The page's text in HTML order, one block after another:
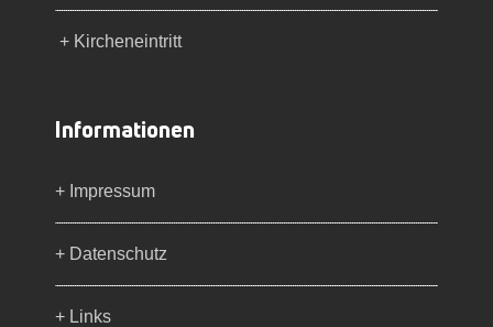
+ Kircheneintritt
Informationen
+ Impressum
+ Datenschutz
+ Links